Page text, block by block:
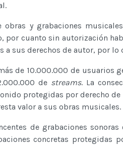
y grabaciones
cuanto sin autorización
a sus derechos de autor, por
de 10.000.000 de usuarios
de streams. La
protegidas por derecho
valor a sus obras musicales.
de grabaciones
concretas protegidas